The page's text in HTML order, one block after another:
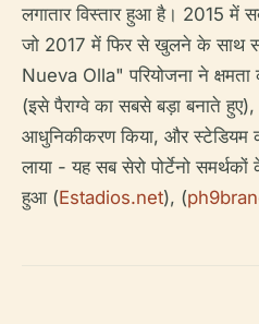
लगातार विस्तार हुआ है। 2015 में
जो 2017 में फिर से खुलने के साथ
Nueva Olla" परियोजना ने
(इसे पैराग्वे का सबसे बड़ा बनाते
आधुनिकीकरण किया, और स्टेडियम
लाया - यह सब सेरो पोर्टेनो
हुआ (Estadios.net), (